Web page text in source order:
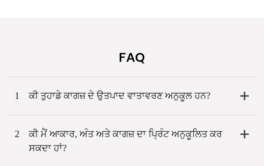
FAQ
1 ਕੀ ਤੁਹਾਡੇ ਕਾਗਜ਼ ਦੇ ਉਤਪਾਦ ਵਾਤਾਵਰਣ ਅਨੁਕੂਲ ਹਨ?
2
ਕੀ ਮੈਂ ਆਕਾਰ, ਅੰਤ ਅਤੇ ਕਾਗਜ਼ ਦਾ ਪ੍ਰਿੰਟ ਅਨੁਕੂਲਿਤ ਕਰ
ਸਕਦਾ ਹਾਂ?